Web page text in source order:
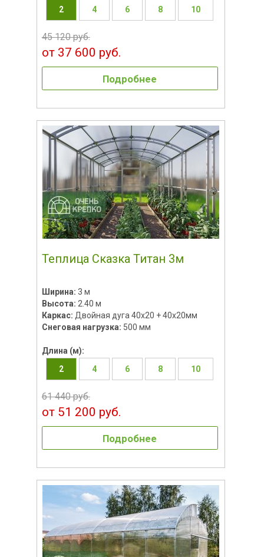
2 4 6 8 10
45 120 руб.
от 37 600 руб.
Подробнее
Теплица Сказка Титан 3м
Ширина: 3 м
Высота: 2.40 м
Каркас: Двойная дуга 40x20 + 40х20мм
Снеговая нагрузка: 500 мм
Длина (м):
2
4 6 8 10
61 440 руб.
от 51 200 руб.
Подробнее